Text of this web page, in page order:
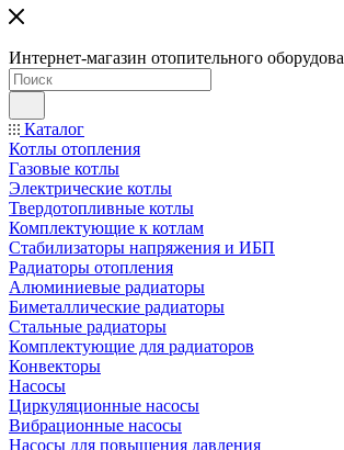
Интернет-магазин отопительного
Каталог
Котлы отопления
Газовые котлы
Электрические котлы
Твердотопливные котлы
Комплектующие к котлам
Стабилизаторы напряжения и ИБП
Радиаторы отопления
Алюминиевые радиаторы
Биметаллические радиаторы
Стальные радиаторы
Комплектующие для радиаторов
Конвекторы
Насосы
Циркуляционные насосы
Вибрационные насосы
Насосы для повышения давления